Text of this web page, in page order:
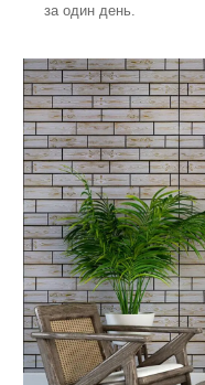
за один день.